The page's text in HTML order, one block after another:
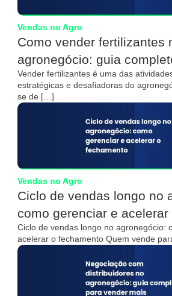
Vendas no Agro
Como vender fertilizantes
agronegócio: guia
Vender fertilizantes é uma das
estratégicas e desafiadoras do
se de […]
Vendas no Agro
Ciclo de vendas longo no
como gerenciar e
Ciclo de vendas longo no agronegócio:
acelerar o fechamento Quem vende